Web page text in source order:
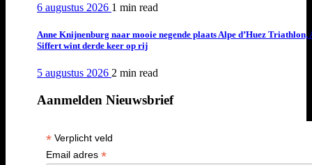
6 augustus 2026 1 min read
Anne Knijnenburg naar mooie negende plaats Alpe d’Huez Triathlon,
Siffert wint derde keer op rij
5 augustus 2026 2 min read
Aanmelden Nieuwsbrief
*Verplicht veld
Email adres *